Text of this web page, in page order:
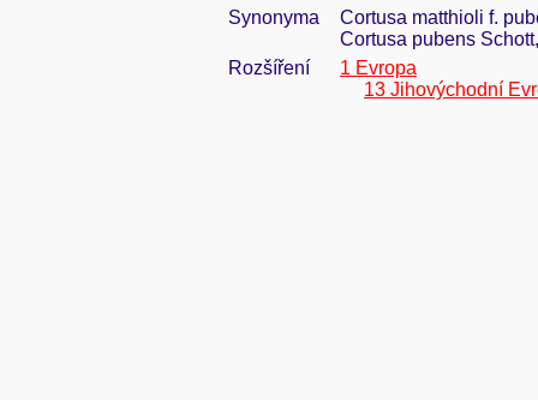
Synonyma
Cortusa matthioli f.
Cortusa pubens
Rozšíření
1 Evropa
13 Jihovýchodní